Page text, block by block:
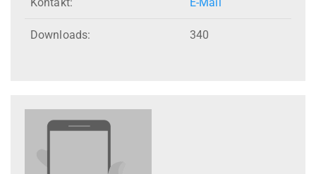
Downloads: 340